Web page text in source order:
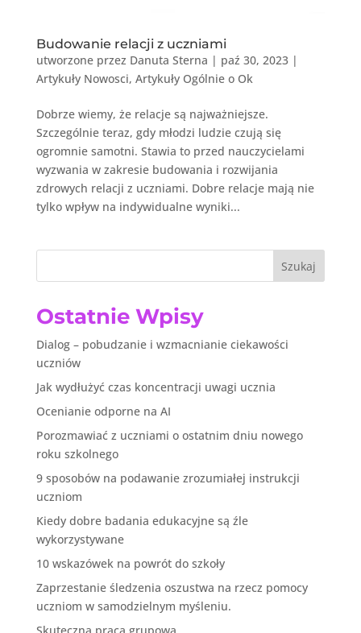
Budowanie relacji z uczniami
utworzone przez Danuta Sterna | paź 30, 2023|
Artykuły Nowosci, Artykuły Ogólnie o Ok
Dobrze wiemy, że relacje są najważniejsze.
Szczególnie teraz, gdy młodzi ludzie czują się
ogromnie samotni. Stawia to przed nauczycielami
wyzwania w zakresie budowania i rozwijania
zdrowych relacji z uczniami. Dobre relacje mają nie
tylko wpływ na indywidualne wyniki...
Szukaj
Ostatnie Wpisy
Dialog – pobudzanie i wzmacnianie ciekawości
uczniów
Jak wydłużyć czas koncentracji uwagi ucznia
Ocenianie odporne na AI
Porozmawiać z uczniami o ostatnim dniu nowego
roku szkolnego
9 sposobów na podawanie zrozumiałej instrukcji
uczniom
Kiedy dobre badania edukacyjne są źle
wykorzystywane
10 wskazówek na powrót do szkoły
Zaprzestanie śledzenia oszustwa na rzecz pomocy
uczniom w samodzielnym myśleniu.